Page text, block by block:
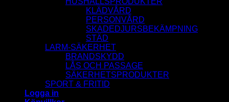
KLÄDVÅRD
PERSONVÅRD
SKADEDJURSBEKÄMPNING
STÄD
LARM-SÄKERHET
BRANDSKYDD
LÅS OCH PASSAGE
SÄKERHETSPRODUKTER
SPORT & FRITID
Logga in